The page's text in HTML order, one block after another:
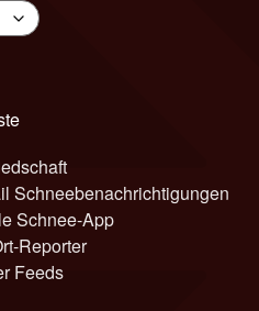
Schneebenachrichtigungen
Schnee-App
Reporter
Feeds